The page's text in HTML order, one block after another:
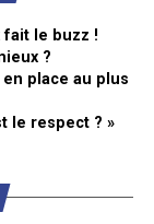
fait le buzz !
?
place au plus
le respect ? »